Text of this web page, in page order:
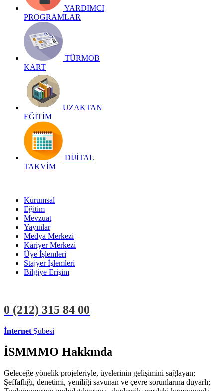
YARDIMCI
PROGRAMLAR
TÜRMOB
KART
UZAKTAN
EĞİTİM
DİJİTAL
TAKVİM
Kurumsal
Eğitim
Mevzuat
Yayınlar
Medya Merkezi
Kariyer Merkezi
Üye İşlemleri
Stajyer İşlemleri
Bilgiye Erişim
0 (212) 315 84 00
İnternet Şubesi
İSMMMO Hakkında
Geleceğe yönelik projeleriyle, üyelerinin gelişimini sağlayan;
Şeffaflığı, denetimi, yeniliği savunan ve çevre sorunlarına duyarlı;